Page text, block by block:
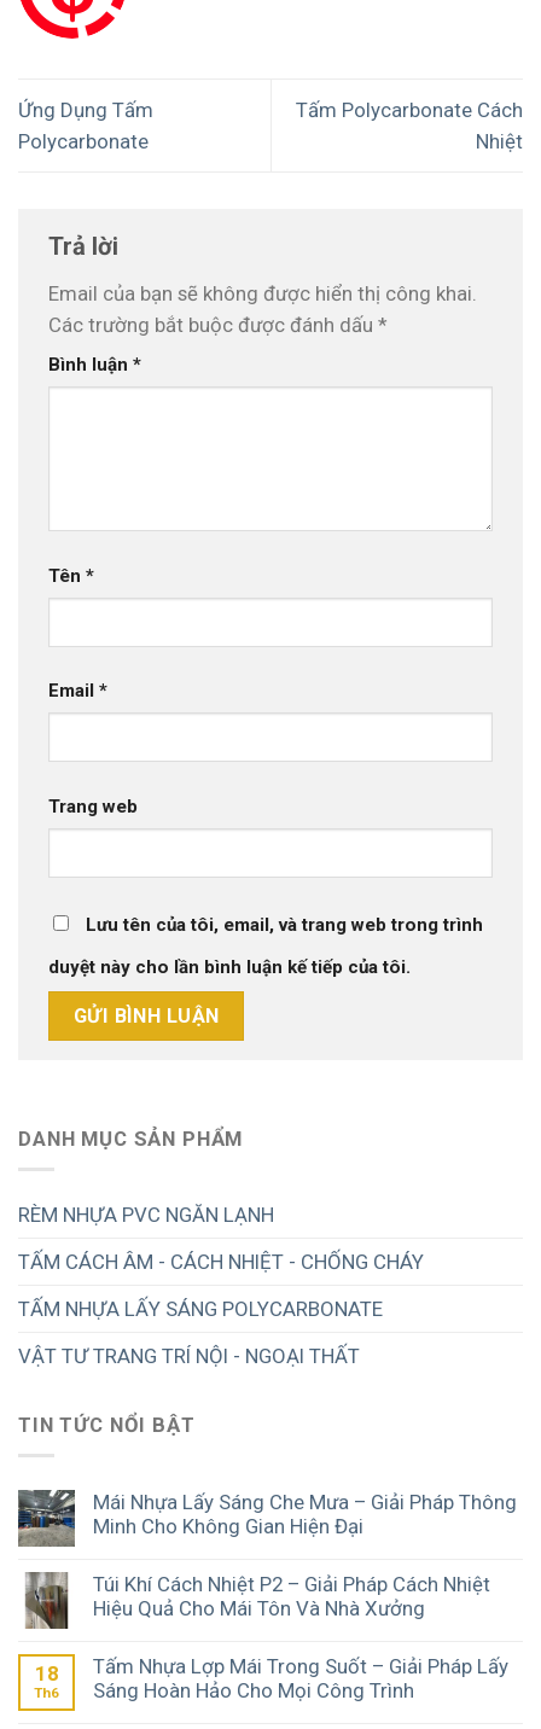
DANH MỤC SẢN PHẨM
RÈM NHỰA PVC NGĂN LẠNH
TẤM CÁCH ÂM - CÁCH NHIỆT - CHỐNG CHÁY
TẤM NHỰA LẤY SÁNG POLYCARBONATE
VẬT TƯ TRANG TRÍ NỘI - NGOẠI THẤT
TIN TỨC NỔI BẬT
Mái Nhựa Lấy Sáng Che Mưa – Giải Pháp Thông
Minh Cho Không Gian Hiện Đại
Túi Khí Cách Nhiệt P2 – Giải Pháp Cách Nhiệt
Hiệu Quả Cho Mái Tôn Và Nhà Xưởng
18
Th6
Tấm Nhựa Lợp Mái Trong Suốt – Giải Pháp Lấy
Sáng Hoàn Hảo Cho Mọi Công Trình
Ứng Dụng Tấm
Polycarbonate
Tấm Polycarbonate Cách
Nhiệt
Trả lời
Email của bạn sẽ không được hiển thị công khai.
Các trường bắt buộc được đánh dấu *
Bình luận *
Tên *
Email *
Trang web
Lưu tên của tôi, email, và trang web trong trình
duyệt này cho lần bình luận kế tiếp của tôi.